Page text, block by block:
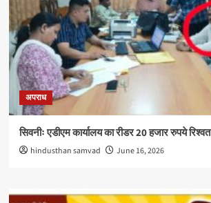
अपराध
सिवनीः एडीएम कार्यालय का रीडर 20 हजार रुपये
hindusthan samvad June 16, 2026